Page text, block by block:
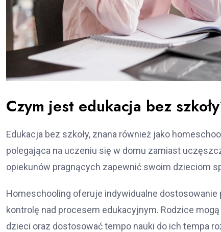
Czym jest edukacja bez
Edukacja bez szkoły, znana również jako
polegająca na uczeniu się w domu zamiast
opiekunów pragnących zapewnić swoim dzieciom
Homeschooling oferuje indywidualne
kontrolę nad procesem edukacyjnym. Rodzice
dzieci oraz dostosować tempo nauki do ich tempa